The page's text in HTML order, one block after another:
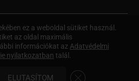
szereplő minden szöveges és
véd. Minden jog fenntartva. Az oldalt
web design –
ez a weboldal sütiket használ.
az oldal maximális
információkat az Adatvédelmi
nyilatkozatban talál.
ELUTASÍTOM Close GDPR